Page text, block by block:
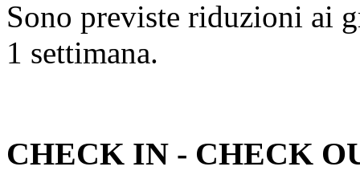
Sono previste riduzioni ai
1 settimana.
CHECK IN - CHECK